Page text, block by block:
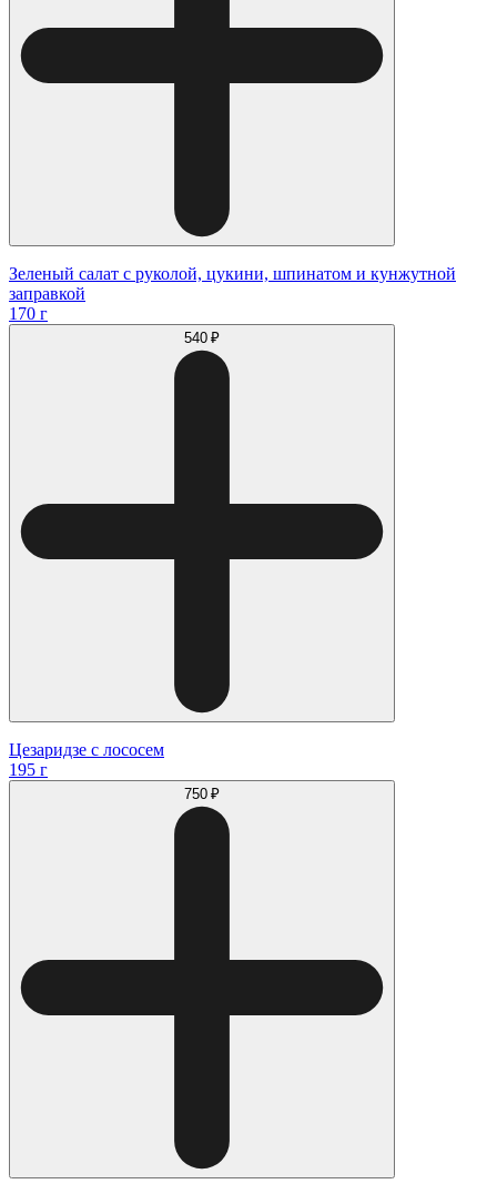
Зеленый салат с руколой, цукини, шпинатом и кунжутной
заправкой
170 г
540 ₽
Цезаридзе с лососем
195 г
750 ₽